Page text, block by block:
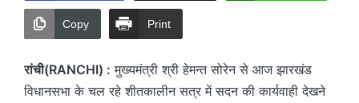
Copy Print
रांची(RANCHI) : मुख्यमंत्री श्री हेमन्त सोरेन से आज झारखंड
विधानसभा के चल रहे शीतकालीन सत्र में सदन की कार्यवाही देखने